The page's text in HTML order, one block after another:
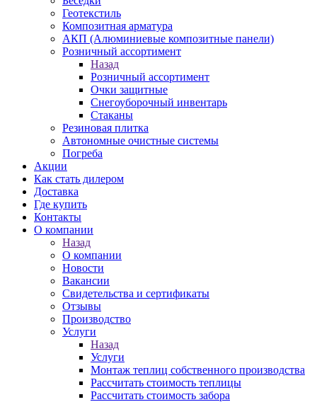
Геотекстиль
Композитная арматура
АКП (Алюминиевые композитные панели)
Розничный ассортимент
Назад
Розничный ассортимент
Очки защитные
Снегоуборочный инвентарь
Стаканы
Резиновая плитка
Автономные очистные системы
Погреба
Акции
Как стать дилером
Доставка
Где купить
Контакты
О компании
Назад
О компании
Новости
Вакансии
Свидетельства и сертификаты
Отзывы
Производство
Услуги
Назад
Услуги
Монтаж теплиц собственного производства
Рассчитать стоимость теплицы
Рассчитать стоимость забора